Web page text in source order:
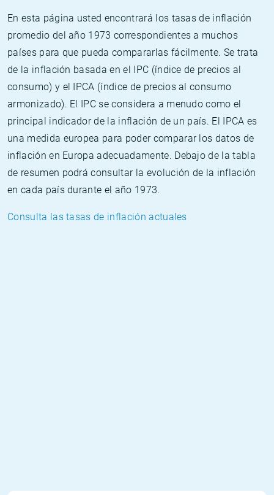
En esta página usted encontrará los tasas de inflación
promedio del año 1973 correspondientes a muchos
países para que pueda compararlas fácilmente. Se trata
de la inflación basada en el IPC (índice de precios al
consumo) y el IPCA (índice de precios al consumo
armonizado). El IPC se considera a menudo como el
principal indicador de la inflación de un país. El IPCA es
una medida europea para poder comparar los datos de
inflación en Europa adecuadamente. Debajo de la tabla
de resumen podrá consultar la evolución de la inflación
en cada país durante el año 1973.
Consulta las tasas de inflación actuales